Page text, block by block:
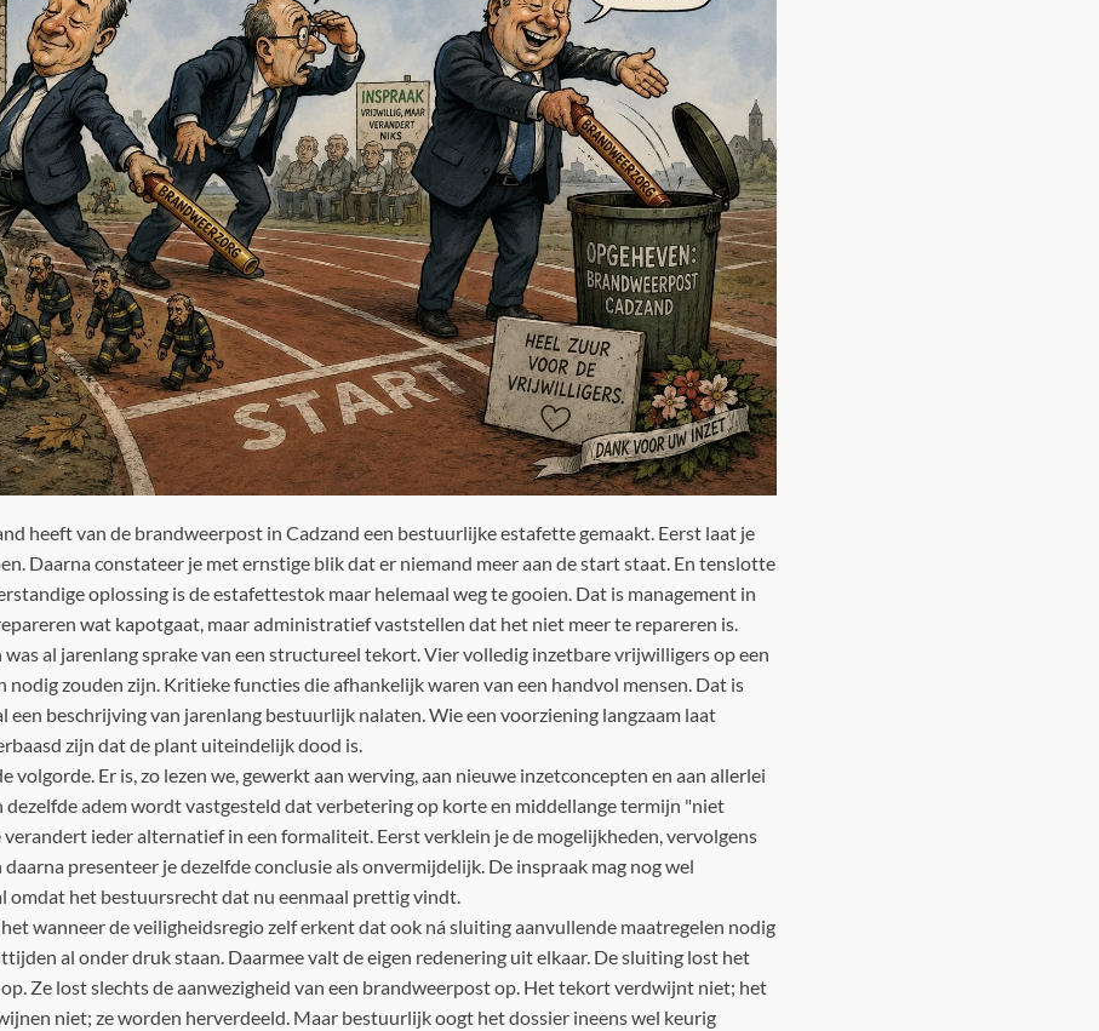
heeft van de brandweerpost in Cadzand een bestuurlijke estafette gemaakt. Eerst laat je
Daarna constateer je met ernstige blik dat er niemand meer aan de start staat. En tenslotte
oplossing is de estafettestok maar helemaal weg te gooien. Dat is management in
wat kapotgaat, maar administratief vaststellen dat het niet meer te repareren is.
was al jarenlang sprake van een structureel tekort. Vier volledig inzetbare vrijwilligers op een
zouden zijn. Kritieke functies die afhankelijk waren van een handvol mensen. Dat is
een beschrijving van jarenlang bestuurlijk nalaten. Wie een voorziening langzaam laat
zijn dat de plant uiteindelijk dood is.
volgorde. Er is, zo lezen we, gewerkt aan werving, aan nieuwe inzetconcepten en aan allerlei
adem wordt vastgesteld dat verbetering op korte en middellange termijn "niet
verandert ieder alternatief in een formaliteit. Eerst verklein je de mogelijkheden, vervolgens
daarna presenteer je dezelfde conclusie als onvermijdelijk. De inspraak mag nog wel
omdat het bestuursrecht dat nu eenmaal prettig vindt.
wanneer de veiligheidsregio zelf erkent dat ook ná sluiting aanvullende maatregelen nodig
al onder druk staan. Daarmee valt de eigen redenering uit elkaar. De sluiting lost het
Ze lost slechts de aanwezigheid van een brandweerpost op. Het tekort verdwijnt niet; het
niet; ze worden herverdeeld. Maar bestuurlijk oogt het dossier ineens wel keurig